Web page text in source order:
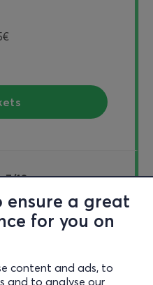
ensure a great
for you on
content and ads, to
and to analyse our
7/10
Nicosia